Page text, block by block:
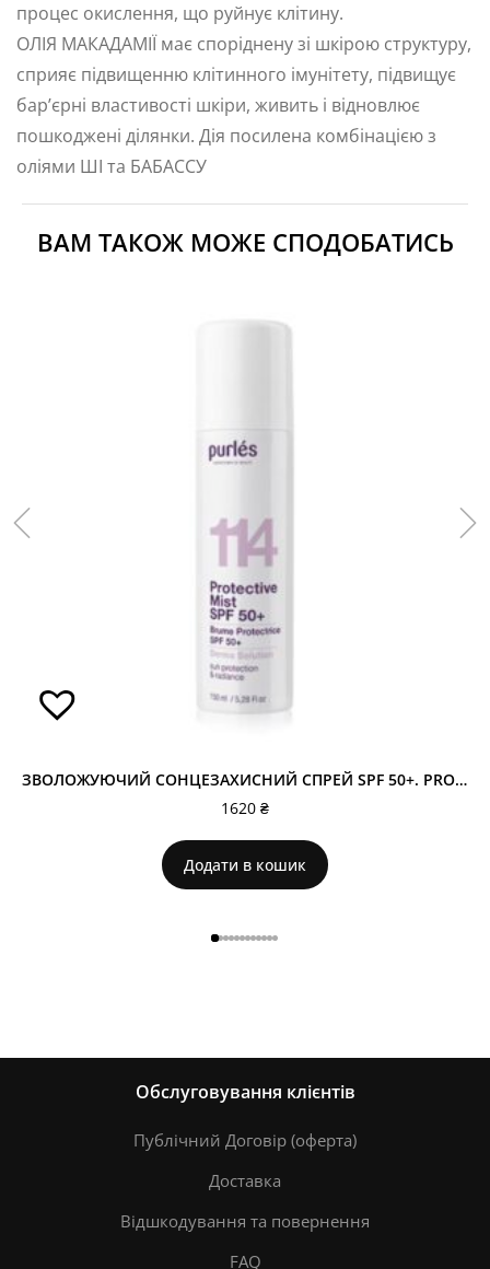
процес окислення, що руйнує клітину.
ОЛІЯ МАКАДАМІЇ має споріднену зі шкірою структуру,
сприяє підвищенню клітинного імунітету, підвищує
бар’єрні властивості шкіри, живить і відновлює
пошкоджені ділянки. Дія посилена комбінацією з
оліями ШІ та БАБАССУ
ВАМ ТАКОЖ МОЖЕ СПОДОБАТИСЬ
ЗВОЛОЖУЮЧИЙ СОНЦЕЗАХИСНИЙ СПРЕЙ SPF 50+. PROTECTIVE MIST SPF 50+ 114
1620 ₴
Додати в кошик
Обслуговування клієнтів
Публічний Договір (оферта)
Доставка
Відшкодування та повернення
FAQ